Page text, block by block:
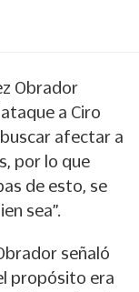
Obrador
a Ciro
afectar a
por lo que
de esto, se
sea”.
señaló
propósito era